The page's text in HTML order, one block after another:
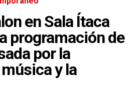
en Sala Ítaca
programación de
por la
y la